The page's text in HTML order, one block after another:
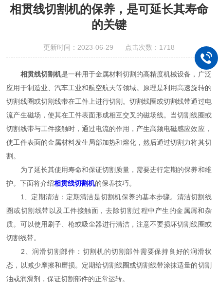
相贯线切割机的保养，是可延长其寿命
的关键
更新时间：2023-06-29 点击次数：1718
相贯线切割机是一种用于金属材料切割的高精度机械设备，广泛
应用于制造业、汽车工业和航空航天等领域。原理是利用高速旋转的
切割线圈或切割线带在工件上进行切割。切割线圈或切割线带通过电
流产生磁场，使其在工件表面形成相互交叉的磁场线。当切割线圈或
切割线带与工件接触时，通过电流的作用，产生高频电磁感应效应，
使工件表面的金属材料发生局部加热和熔化，然后通过切割力将其切
割。
为了延长其使用寿命和保证切割质量，需要进行定期的保养和维
护。下面将介绍相贯线切割机的保养技巧。
1、定期清洁：定期清洁是切割机保养的基本步骤。清洁切割线
圈或切割线带以及工件接触面，去除切割过程中产生的金属屑和杂
质。可以使用刷子、枪或吸尘器进行清洁，注意不要损坏切割线圈或
切割线带。
2、润滑切割部件：切割机的切割部件需要保持良好的润滑状
态，以减少摩擦和磨损。定期给切割线圈或切割线带涂抹适量的切割
油或润滑剂，保证切割部件的正常运转。